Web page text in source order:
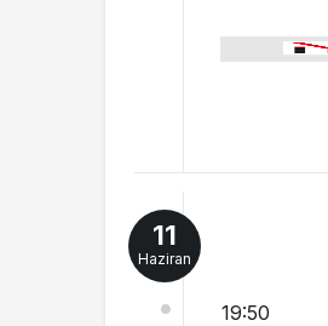
11
Haziran
19:50